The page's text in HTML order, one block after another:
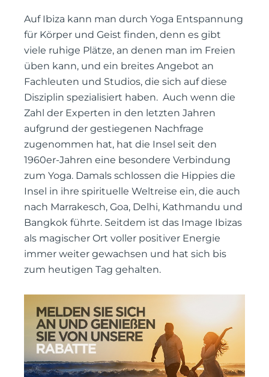
Auf Ibiza kann man durch Yoga Entspannung
für Körper und Geist finden, denn es gibt
viele ruhige Plätze, an denen man im Freien
üben kann, und ein breites Angebot an
Fachleuten und Studios, die sich auf diese
Disziplin spezialisiert haben. Auch wenn die
Zahl der Experten in den letzten Jahren
aufgrund der gestiegenen Nachfrage
zugenommen hat, hat die Insel seit den
1960er-Jahren eine besondere Verbindung
zum Yoga. Damals schlossen die Hippies die
Insel in ihre spirituelle Weltreise ein, die auch
nach Marrakesch, Goa, Delhi, Kathmandu und
Bangkok führte. Seitdem ist das Image Ibizas
als magischer Ort voller positiver Energie
immer weiter gewachsen und hat sich bis
zum heutigen Tag gehalten.